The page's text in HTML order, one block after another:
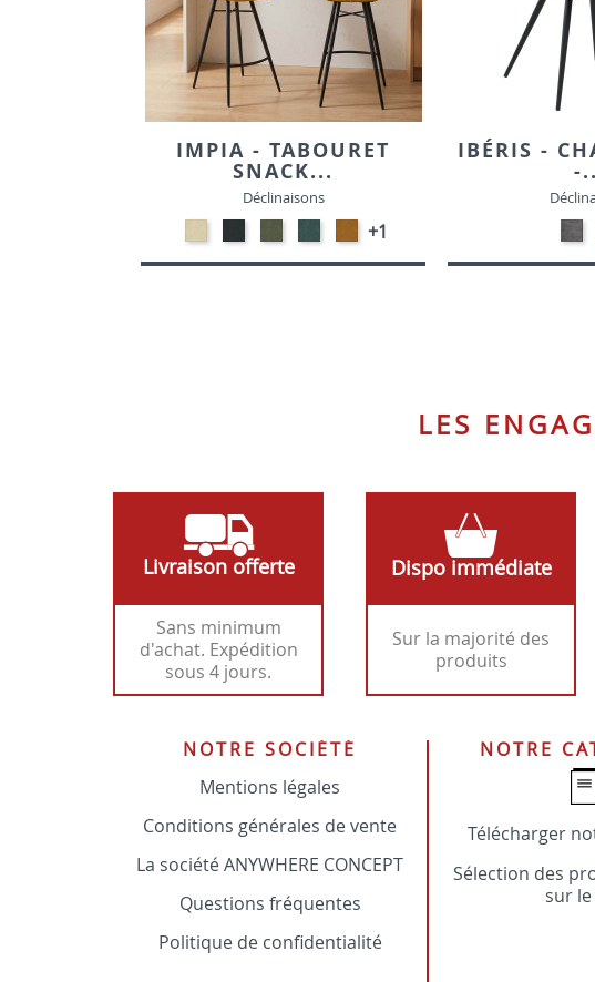
IMPIA - TABOURET
SNACK...
Déclinaisons
VELOURSVELOURSHUNTER-
VELOURS
PETROL-
VELOURS
GOLD
-
VELOURS
+1
IBÉRIS -
-
LES
Livraison offerte
Sans minimum
d'achat. Expédition
sous 4 jours.
Dispo immédiate
Sur la majorité des
produits
NOTRE SOCIÉTÉ
Mentions légales
Conditions générales de vente
La société ANYWHERE CONCEPT
Questions fréquentes
Politique de confidentialité
NOTRE
Télécharger
Sélection des
sur